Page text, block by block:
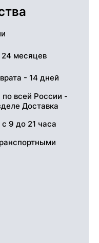
24 месяцев
- 14 дней
по всей России -
Доставка
9 до 21 часа